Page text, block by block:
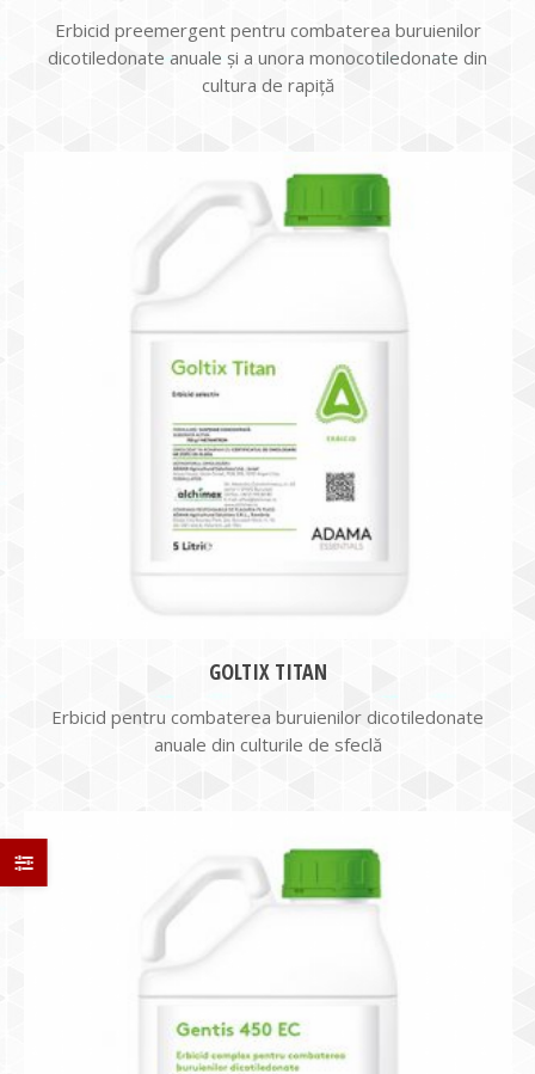
Erbicid preemergent pentru combaterea buruienilor
dicotiledonate anuale și a unora monocotiledonate din
cultura de rapiță
GOLTIX TITAN
Erbicid pentru combaterea buruienilor dicotiledonate
anuale din culturile de sfeclă